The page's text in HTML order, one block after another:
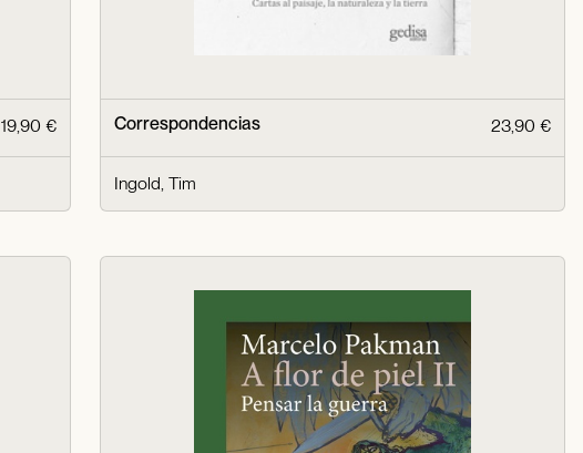
19,90 € Correspondencias 23,90 €
Ingold, Tim